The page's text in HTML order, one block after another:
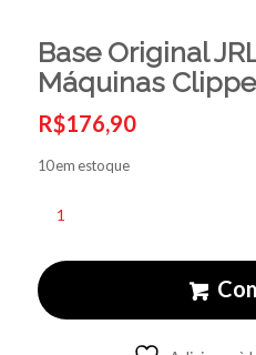
Base Original
Máquinas
R$176,90
10 em estoque